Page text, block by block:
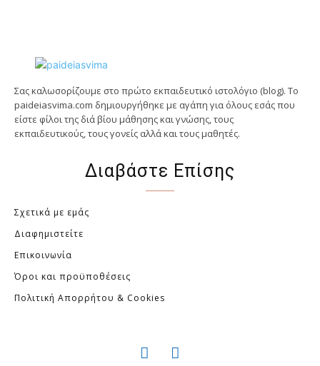
Σας καλωσορίζουμε στο πρώτο εκπαιδευτικό ιστολόγιο (blog). Tο
paideiasvima.com δημιουργήθηκε με αγάπη για όλους εσάς που
είστε φίλοι της διά βίου μάθησης και γνώσης, τους
εκπαιδευτικούς, τους γονείς αλλά και τους μαθητές.
Διαβάστε Επίσης
Σχετικά με εμάς
Διαφημιστείτε
Επικοινωνία
Όροι και προϋποθέσεις
Πολιτική Απορρήτου & Cookies